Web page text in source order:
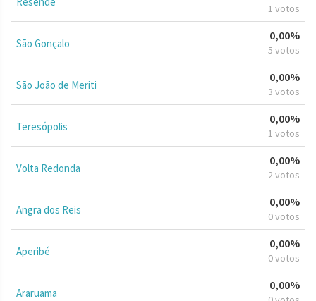
1 votos
São Gonçalo
0,00%
5 votos
São João de Meriti
0,00%
3 votos
Teresópolis
0,00%
1 votos
Volta Redonda
0,00%
2 votos
Angra dos Reis
0,00%
0 votos
Aperibé
0,00%
0 votos
Araruama
0,00%